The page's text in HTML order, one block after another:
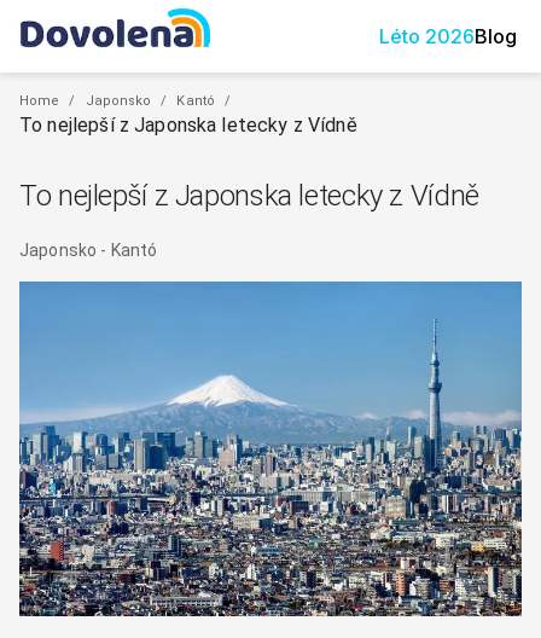
Léto 2026Blog
Home / Japonsko / Kantó /
To nejlepší z Japonska letecky z Vídně
To nejlepší z Japonska letecky z Vídně
Japonsko - Kantó